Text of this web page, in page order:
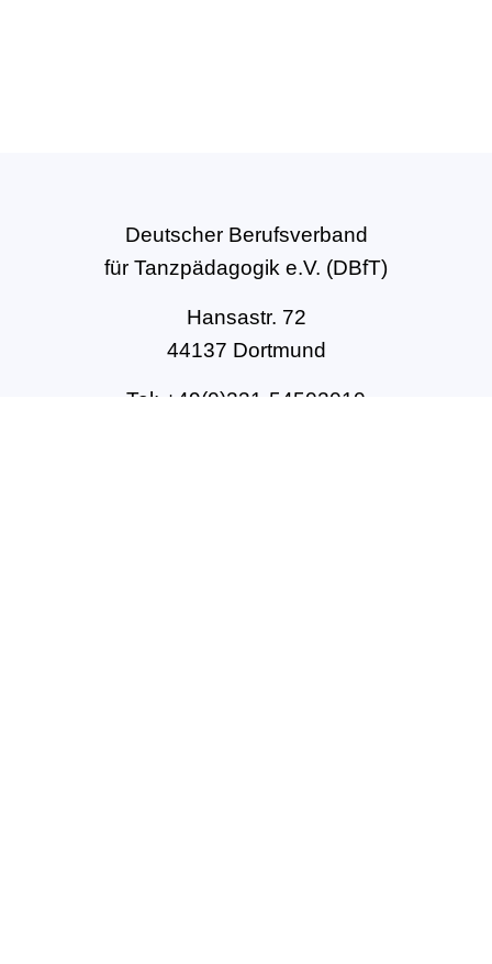
Deutscher Berufsverband
für Tanzpädagogik e.V. (DBfT)
Hansastr. 72
44137 Dortmund
Tel: +49(0)231-54502010